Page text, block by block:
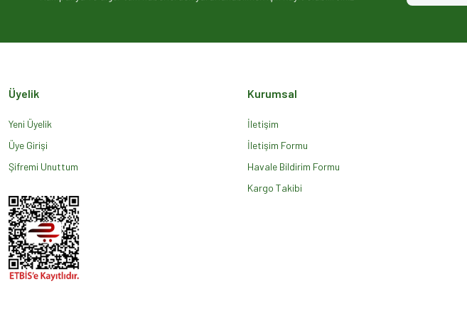
Ürün açıklamasında eksik bilgiler bulunuyor.
Üyelik
Yeni Üyelik
Üye Girişi
Şifremi Unuttum
Kurumsal
İletişim
İletişim Formu
Havale Bildirim Formu
Kargo Takibi